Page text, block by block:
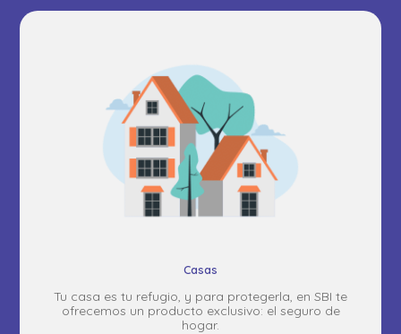
Casas
Tu casa es tu refugio, y para protegerla, en SBI te
ofrecemos un producto exclusivo: el seguro de
hogar.